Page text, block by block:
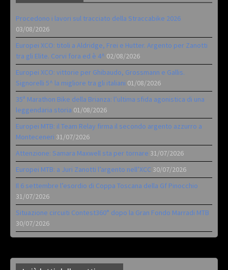
Procedono i lavori sul tracciato della Straccabike 2026
03/08/2026
Europei XCO: titoli a Aldridge, Frei e Hutter. Argento per Zanotti
tra gli Elite. Corvi fora ed è 4^ 02/08/2026
Europei XCO: vittorie per Ghibaudo, Grossmann e Gallis.
Signorelli 5^ la migliore tra gli italiani 01/08/2026
35ª Marathon Bike della Brianza: l’ultima sfida agonistica di una
leggendaria storia 01/08/2026
Europei MTB: il Team Relay firma il secondo argento azzurro a
Monteceneri 31/07/2026
Attenzione: Samara Maxwell sta per tornare 31/07/2026
Europei MTB: a Juri Zanotti l’argento nell’XCC 30/07/2026
Il 6 settembre l’esordio di Coppa Toscana della Gf Pinocchio
31/07/2026
Situazione circuiti Contest360° dopo la Gran Fondo Marradi MTB
30/07/2026